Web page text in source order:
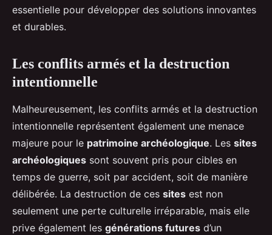
essentielle pour développer des solutions innovantes
et durables.
Les conflits armés et la destruction
intentionnelle
Malheureusement, les conflits armés et la destruction
intentionnelle représentent également une menace
majeure pour le patrimoine archéologique. Les sites
archéologiques sont souvent pris pour cibles en
temps de guerre, soit par accident, soit de manière
délibérée. La destruction de ces sites est non
seulement une perte culturelle irréparable, mais elle
prive également les générations futures d’un